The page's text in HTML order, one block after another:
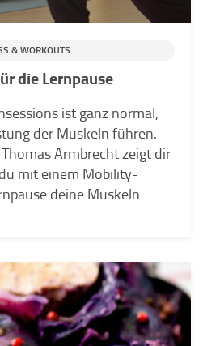
& WORKOUTS
die Lernpause
ist ganz normal,
der Muskeln führen.
Armbrecht zeigt dir
mit einem Mobility-
deine Muskeln